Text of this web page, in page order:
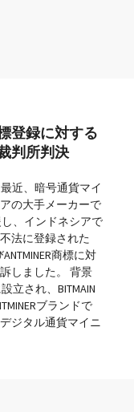
登録に対する
判所判決
近、暗号通貨マイ
の大手メーカーで
、インドネシアで
法に登録された
商標に対
しました。 背景
立され、BITMAIN
ブランドで
ジタル通貨マイニ
び地域に顧客を